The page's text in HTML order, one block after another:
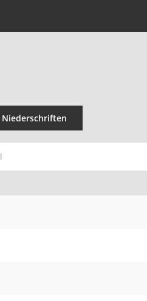
Niederschriften